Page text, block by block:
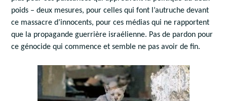
poids – deux mesures, pour celles qui font l’autruche devant
ce massacre d’innocents, pour ces médias qui ne rapportent
que la propagande guerrière israélienne. Pas de pardon pour
ce génocide qui commence et semble ne pas avoir de fin.